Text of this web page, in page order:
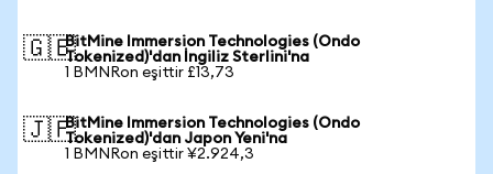
🇬🇧BitMine Immersion Technologies (Ondo
Tokenized)'dan İngiliz Sterlini'na
1 BMNRon eşittir £13,73
🇯🇵BitMine Immersion Technologies (Ondo
Tokenized)'dan Japon Yeni'na
1 BMNRon eşittir ¥2.924,3